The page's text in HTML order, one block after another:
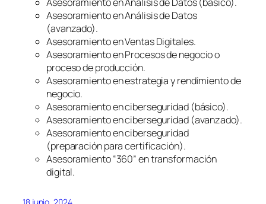
Asesoramiento en Análisis de Datos
(avanzado).
Asesoramiento en Ventas Digitales.
Asesoramiento en Procesos de negocio o
proceso de producción.
Asesoramiento en estrategia y rendimiento de
negocio.
Asesoramiento en ciberseguridad (básico).
Asesoramiento en ciberseguridad (avanzado).
Asesoramiento en ciberseguridad
(preparación para certificación).
Asesoramiento “360” en transformación
digital.
18 junio, 2024